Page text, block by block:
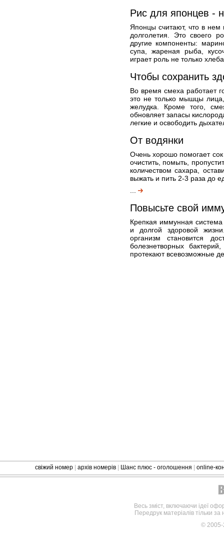
Рис для японцев -
Японцы считают, что в нем
долголетия. Это своего
другие компоненты:
супа, жареная рыба,
играет роль не только
Чтобы сохранить
Во время смеха работает
это не только мышцы
желудка. Кроме того,
обновляет запасы
легкие и освободить
От водянки
Очень хорошо помогает
очистить, помыть,
количеством сахара,
выжать и пить 2-3 раза до
Повысьте свой
Крепкая иммунная система
и долгой здоровой
организм становится
болезнетворных
протекают всевозможные
свіжий номер архів номерів Шанс плюс - оголошення online-
Весь зміст, включаючи ідеї
Передрук матеріалів тільки
©